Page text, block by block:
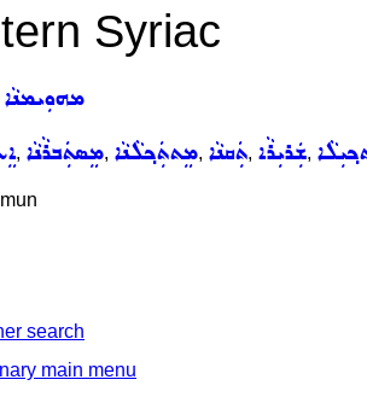
Syriac
ܡܗܘܼܝܡܢܵܐ
, ܡܸܣܬܲܒܪܵܢܵܐ, ܡܸܬܬܲܟ݂ܠܵܢܵܐ, ܬܲܩܢܵܐ, ܫܲܪܝܼܪܵܐ,
search
main menu